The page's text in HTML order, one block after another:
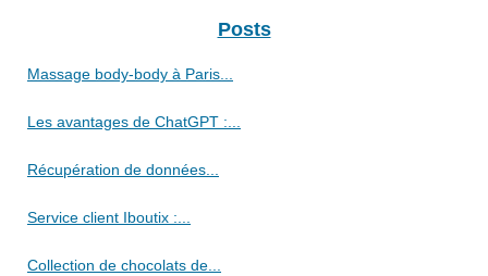
Posts
Massage body-body à Paris...
Les avantages de ChatGPT :...
Récupération de données...
Service client Iboutix :...
Collection de chocolats de...